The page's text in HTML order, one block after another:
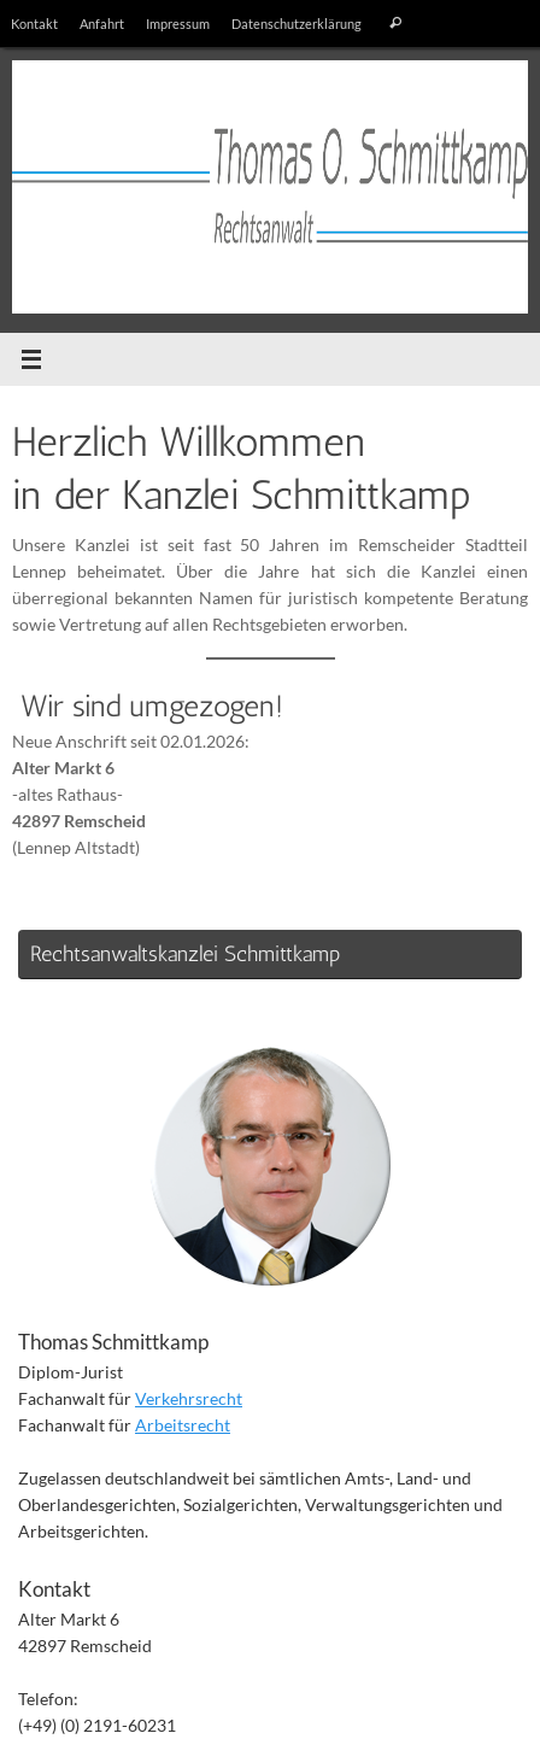
springen
Kontakt Anfahrt Impressum Datenschutzerklärung Suchen
Herzlich Willkommen
in der Kanzlei Schmittkamp
Unsere Kanzlei ist seit fast 50 Jahren im Remscheider Stadtteil
Lennep beheimatet. Über die Jahre hat sich die Kanzlei einen
überregional bekannten Namen für juristisch kompetente Beratung
sowie Vertretung auf allen Rechtsgebieten erworben.
Wir sind umgezogen!
Neue Anschrift seit 02.01.2026:
Alter Markt 6
-altes Rathaus-
42897 Remscheid
(Lennep Altstadt)
Rechtsanwaltskanzlei Schmittkamp
Thomas Schmittkamp
Diplom-Jurist
Fachanwalt fürVerkehrsrecht
Fachanwalt fürArbeitsrecht
Zugelassen deutschlandweit bei sämtlichen Amts-, Land- und
Oberlandesgerichten, Sozialgerichten, Verwaltungsgerichten und
Arbeitsgerichten.
Kontakt
Alter Markt 6
42897 Remscheid
Telefon:
(+49) (0) 2191-60231